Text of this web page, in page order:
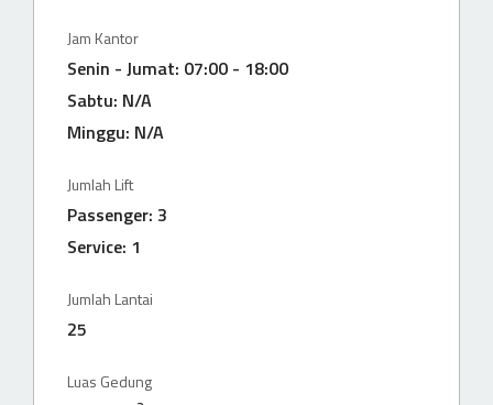
Jam Kantor
Senin - Jumat: 07:00 - 18:00
Sabtu: N/A
Minggu: N/A
Jumlah Lift
Passenger: 3
Service: 1
Jumlah Lantai
25
Luas Gedung